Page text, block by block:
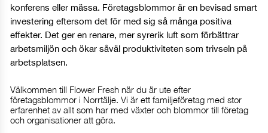
konferens eller mässa. Företagsblommor är en bevisad smart
investering eftersom det för med sig så många positiva
effekter. Det ger en renare, mer syrerik luft som förbättrar
arbetsmiljön och ökar såväl produktiviteten som trivseln på
arbetsplatsen.
Välkommen till Flower Fresh när du är ute efter
företagsblommor i Norrtälje. Vi är ett familjeföretag med stor
erfarenhet av allt som har med växter och blommor till företag
och organisationer att göra.